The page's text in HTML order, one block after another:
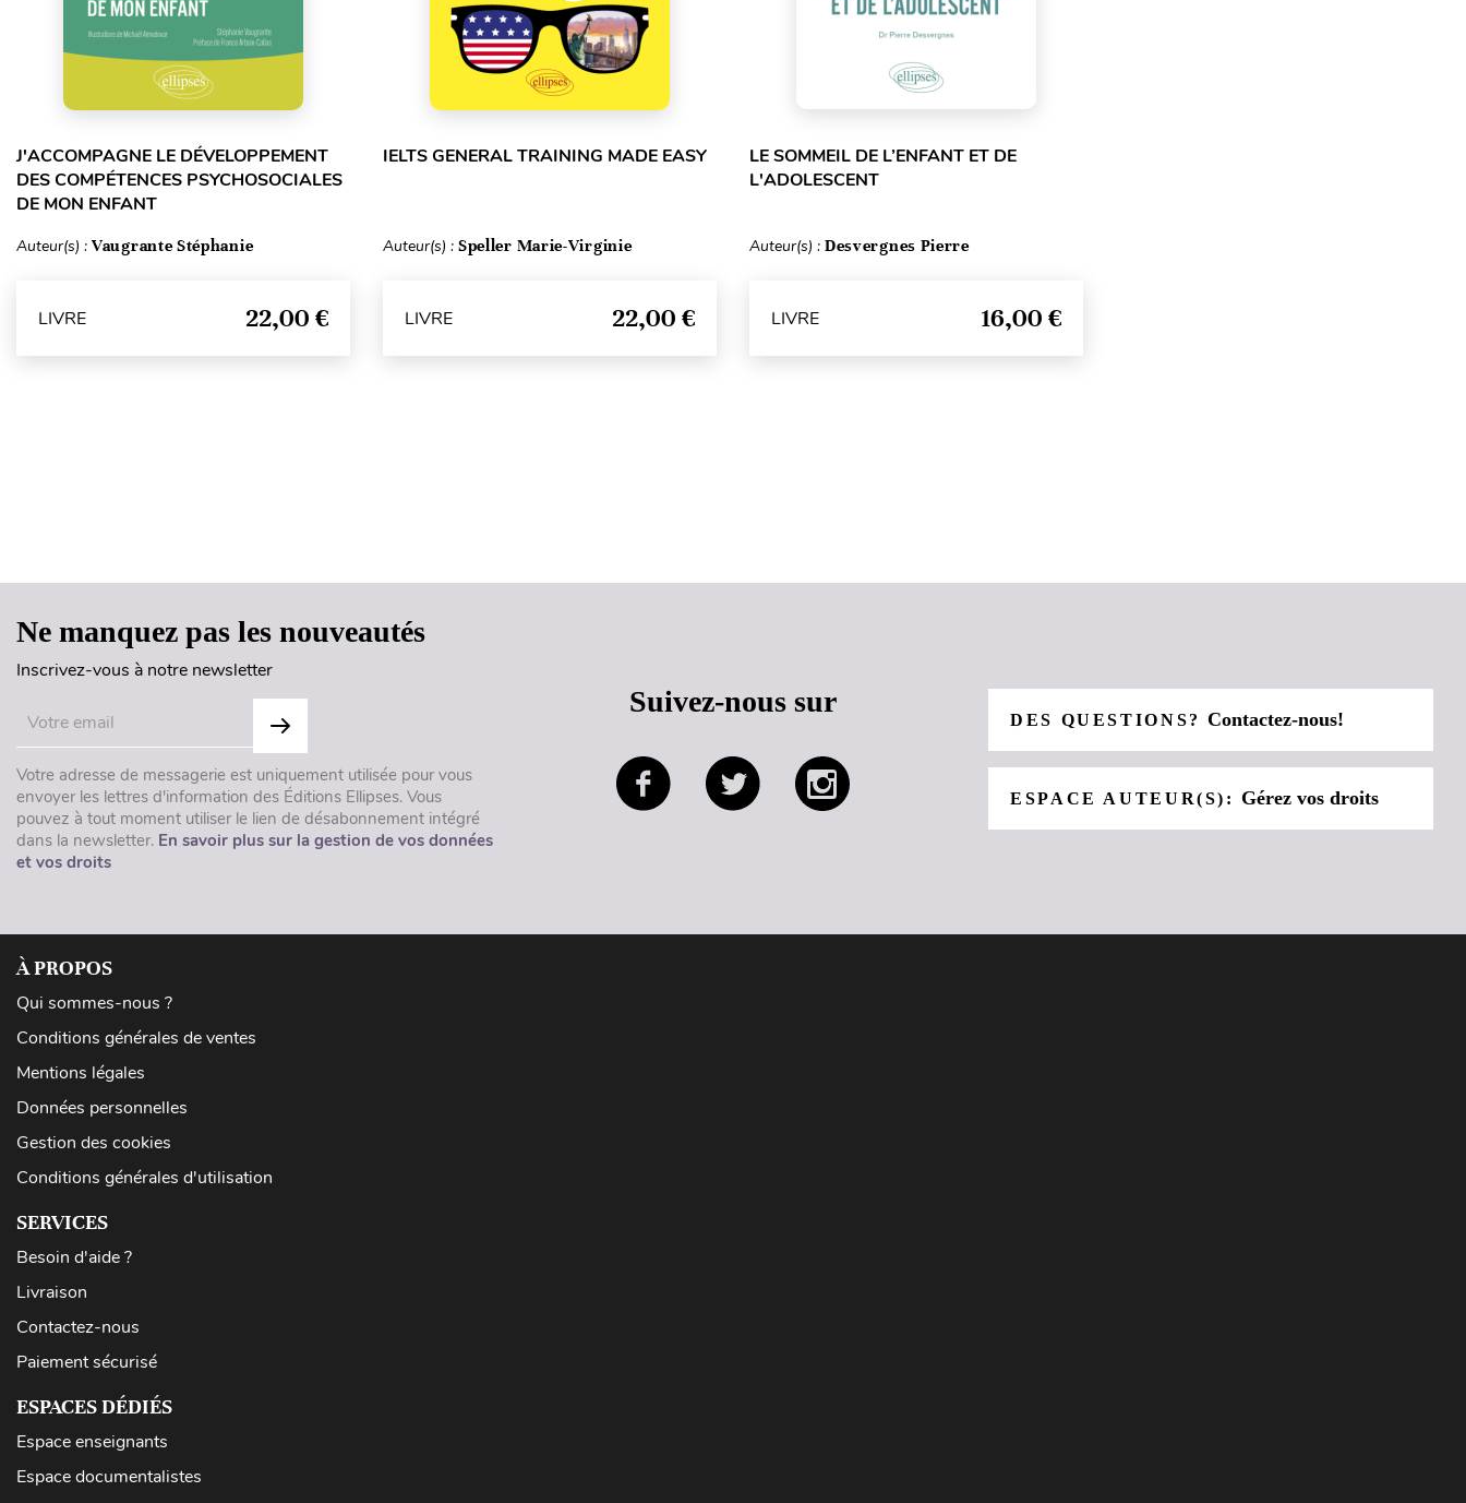
J'ACCOMPAGNE LE DÉVELOPPEMENT
DES COMPÉTENCES PSYCHOSOCIALES
DE MON ENFANT
Auteur(s) : Vaugrante Stéphanie
LIVRE 22,00 €
IELTS GENERAL TRAINING MADE EASY
Auteur(s) : Speller Marie-Virginie
LIVRE 22,00 €
LE SOMMEIL DE L’ENFANT ET DE
L'ADOLESCENT
Auteur(s) : Desvergnes Pierre
LIVRE 16,00 €
Ne manquez pas les nouveautés
Inscrivez-vous à notre newsletter
Votre adresse de messagerie est uniquement utilisée pour vous
envoyer les lettres d'information des Éditions Ellipses. Vous
pouvez à tout moment utiliser le lien de désabonnement intégré
dans la newsletter. En savoir plus sur la gestion de vos données
et vos droits
Suivez-nous sur
DES QUESTIONS?Contactez-nous!
ESPACE AUTEUR(S): Gérez vos droits
À PROPOS
Qui sommes-nous ?
Conditions générales de ventes
Mentions légales
Données personnelles
Gestion des cookies
Conditions générales d'utilisation
SERVICES
Besoin d'aide ?
Livraison
Contactez-nous
Paiement sécurisé
ESPACES DÉDIÉS
Espace enseignants
Espace documentalistes